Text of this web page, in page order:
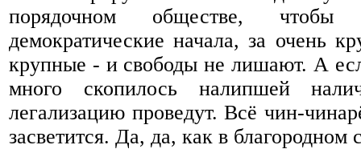
порядочном обществе,
демократические начала, за очень
крупные - и свободы не лишают. А
много скопилось налипшей
легализацию проведут. Всё чин-
засветится. Да, да, как в благородном